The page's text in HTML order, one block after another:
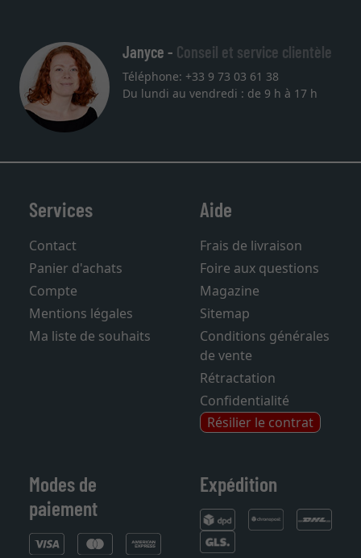
Janyce - Conseil et service clientèle
Téléphone: +33 9 73 03 61 38
Du lundi au vendredi : de 9 h à 17 h
Services
Contact
Panier d'achats
Compte
Mentions légales
Ma liste de souhaits
Aide
Frais de livraison
Foire aux questions
Magazine
Sitemap
Conditions générales
de vente
Rétractation
Confidentialité
Résilier le contrat
Modes de
paiement
Expédition